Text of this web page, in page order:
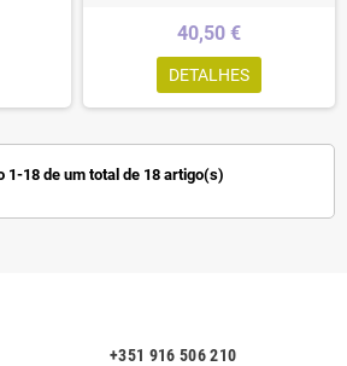
40,50 €
DETALHES
1-18 de um total de 18 artigo(s)
+351 916 506 210